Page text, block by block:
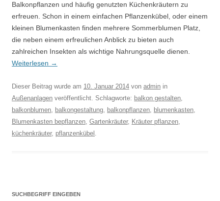
Balkonpflanzen und häufig genutzten Küchenkräutern zu
erfreuen. Schon in einem einfachen Pflanzenkübel, oder einem
kleinen Blumenkasten finden mehrere Sommerblumen Platz,
die neben einem erfreulichen Anblick zu bieten auch
zahlreichen Insekten als wichtige Nahrungsquelle dienen.
Weiterlesen →
Dieser Beitrag wurde am 10. Januar 2014 von admin in
Außenanlagen veröffentlicht. Schlagworte: balkon gestalten,
balkonblumen, balkongestaltung, balkonpflanzen, blumenkasten,
Blumenkasten bepflanzen, Gartenkräuter, Kräuter pflanzen,
küchenkräuter, pflanzenkübel .
SUCHBEGRIFF EINGEBEN